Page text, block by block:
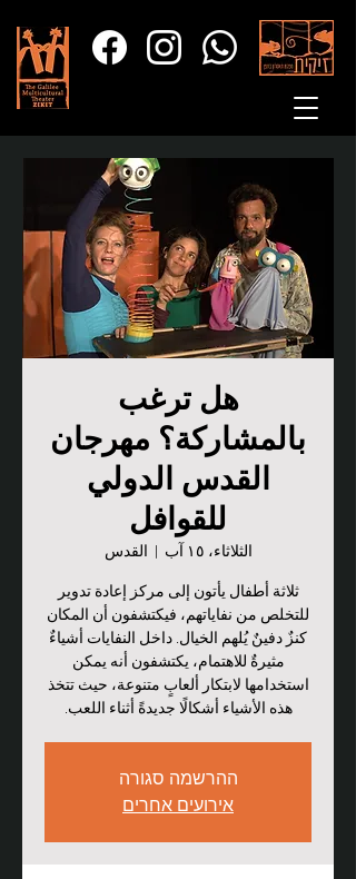
هل ترغب
بالمشاركة؟ مهرجان
القدس الدولي
للقوافل
الثلاثاء، ١٥ آب
  |
القدس
ثلاثة أطفال يأتون إلى مركز إعادة تدوير
للتخلص من نفاياتهم، فيكتشفون أن المكان
كنزٌ دفينٌ يُلهم الخيال. داخل النفايات أشياءٌ
مثيرةٌ للاهتمام، يكتشفون أنه يمكن
استخدامها لابتكار ألعابٍ متنوعة، حيث تتخذ
هذه الأشياء أشكالًا جديدةً أثناء اللعب.
ההרשמה סגורה
אירועים אחרים